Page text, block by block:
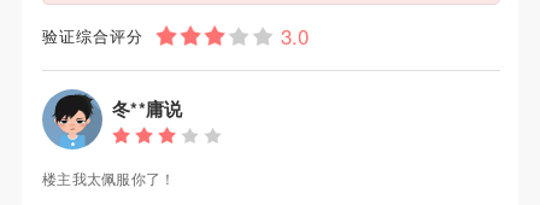
验证综合评分
冬**庸说
楼主我太佩服你了！